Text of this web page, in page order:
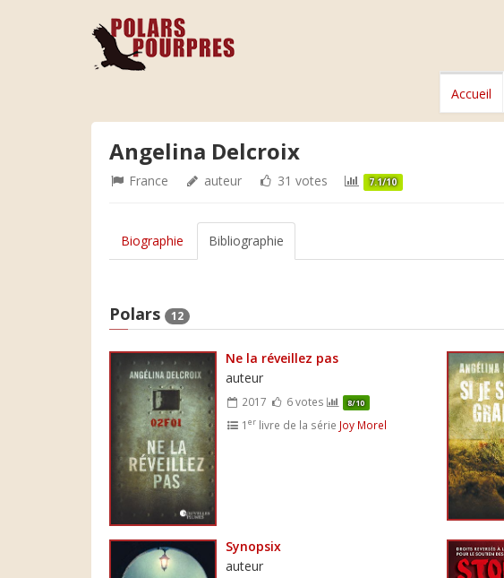
Accueil
Angelina Delcroix
France auteur 31 votes 7.1/10
Biographie Bibliographie
Polars 12
Ne la réveillez pas
auteur
2017 6 votes 8/10
1er livre de la série Joy Morel
Synopsix
auteur